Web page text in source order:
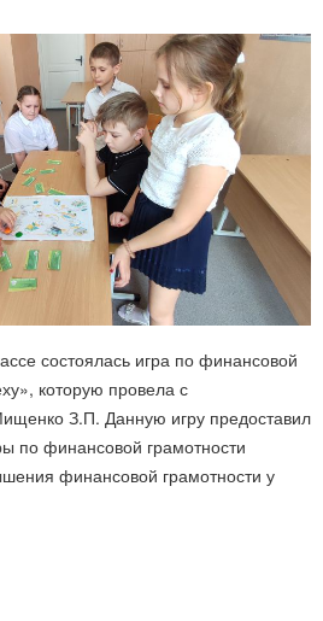
состоялась игра по финансовой
которую провела с
З.П. Данную игру предоставил
по финансовой грамотности
финансовой грамотности у